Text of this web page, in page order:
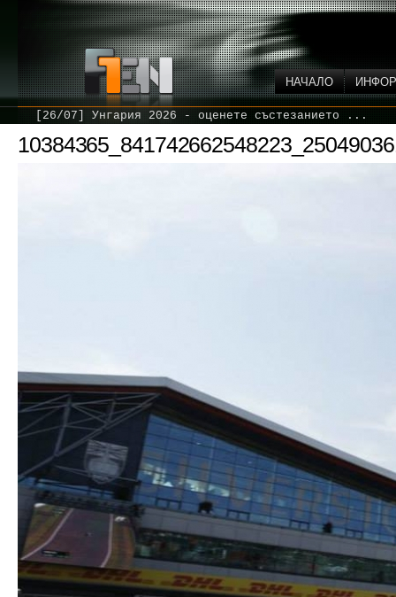
НАЧАЛО
[26/07] Унгария 2026 - оценете състезанието ...